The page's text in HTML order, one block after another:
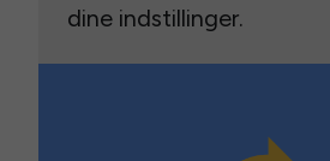
dine indstillinger.